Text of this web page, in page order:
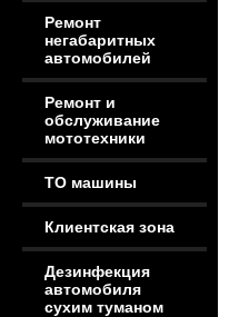
Ремонт
негабаритных
автомобилей
Ремонт и
обслуживание
мототехники
ТО машины
Клиентская зона
Дезинфекция
автомобиля
сухим туманом